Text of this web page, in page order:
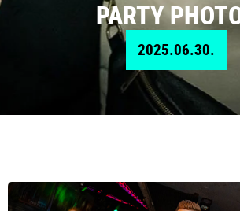
PARTY
2025.06.30.